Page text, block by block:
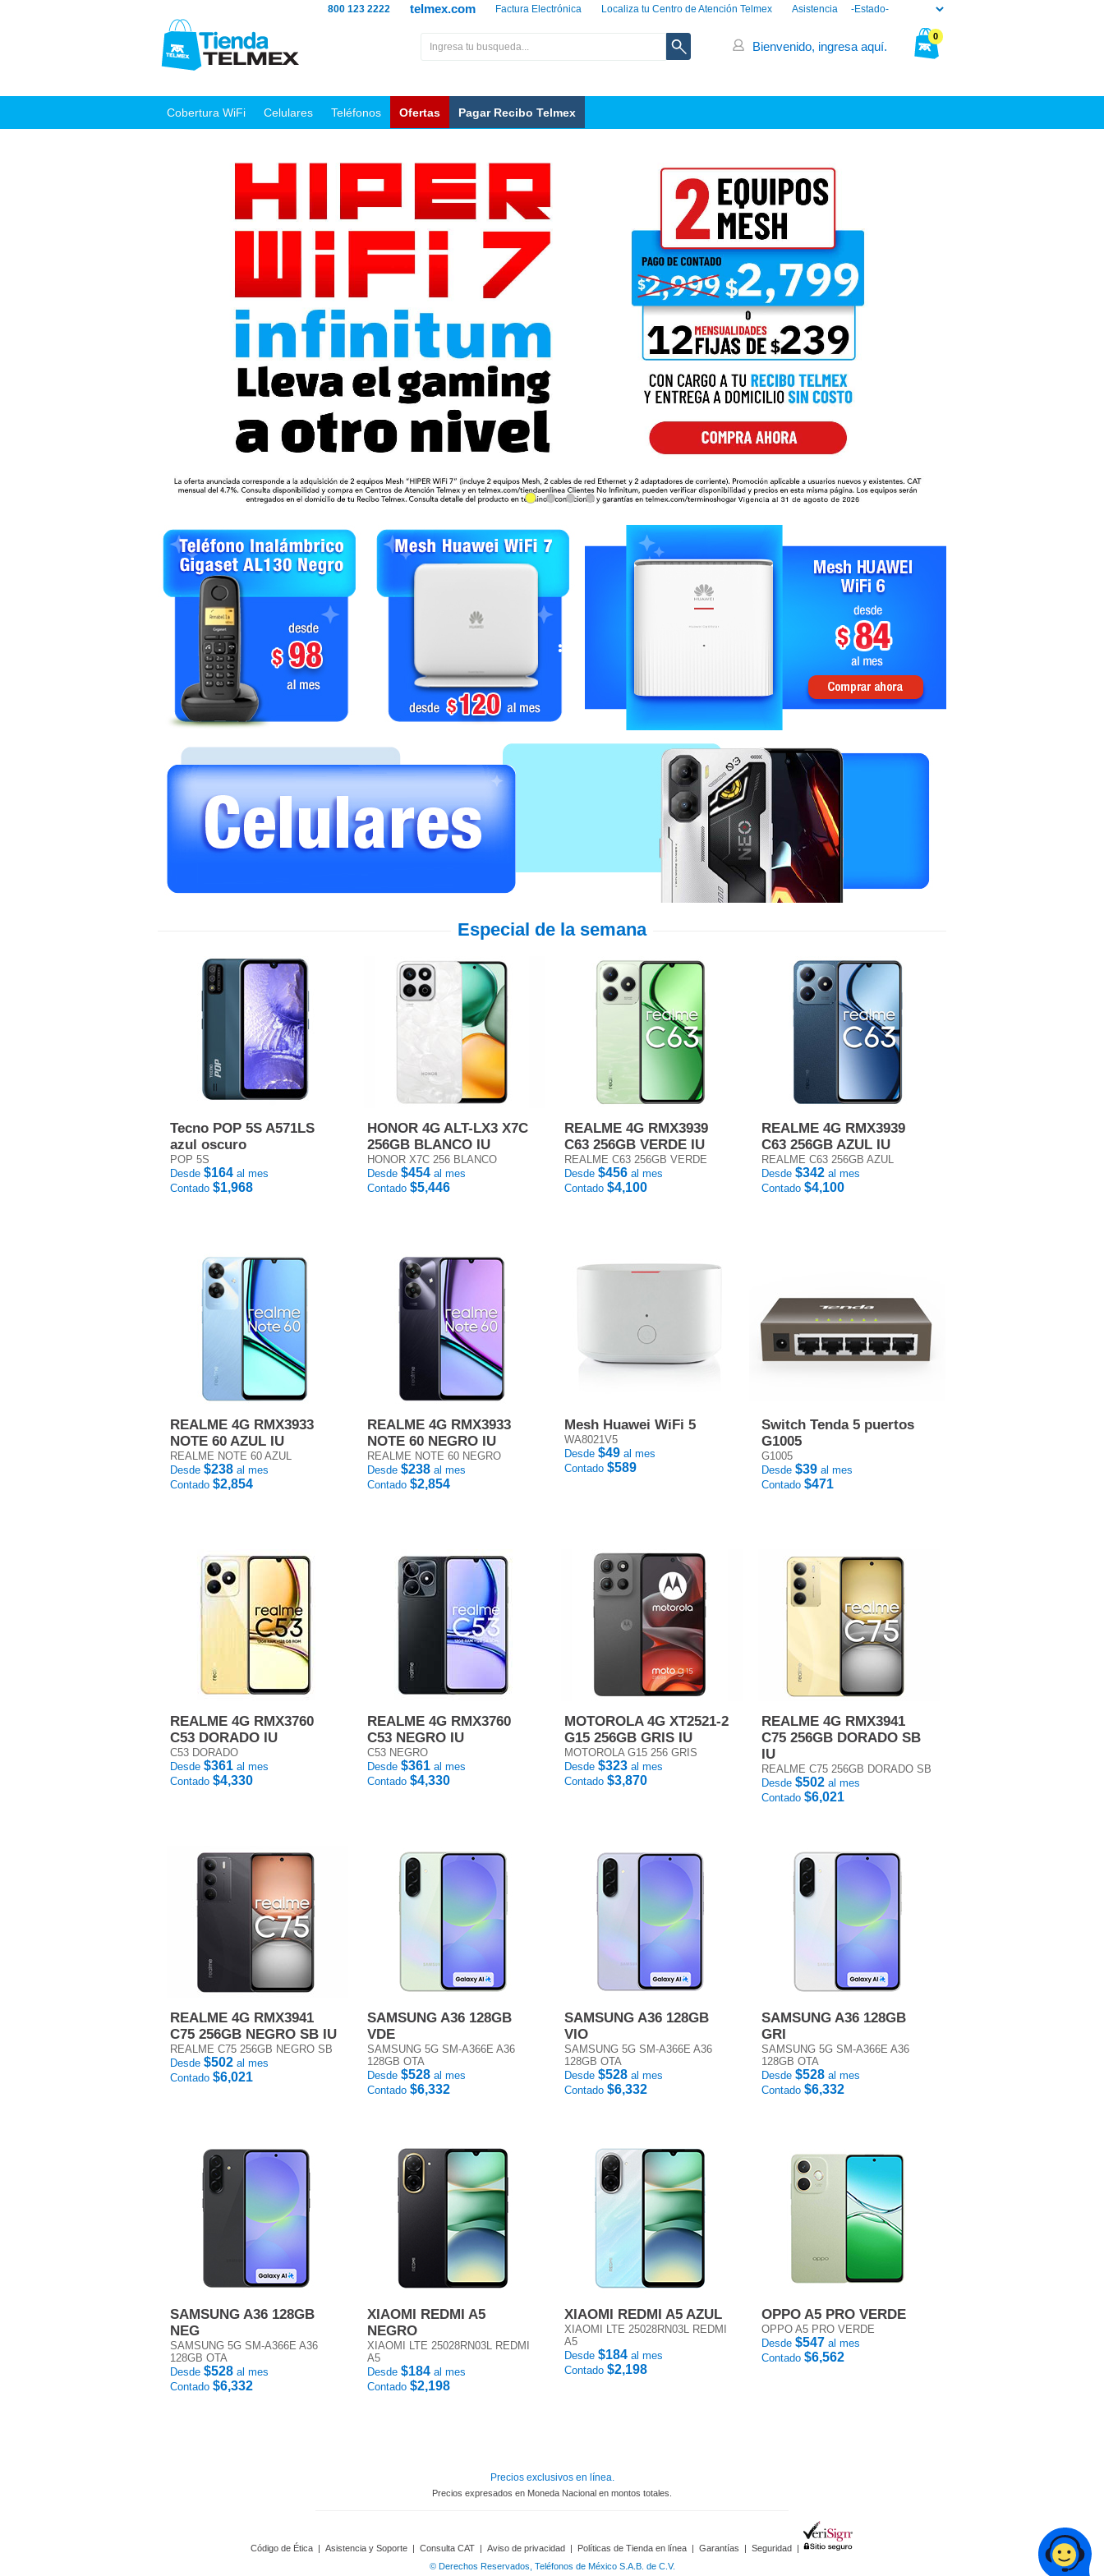
Asistencia
Localiza tu Centro de Atención Telmex
Factura Electrónica
telmex.com
800 123 2222
0
Bienvenido, ingresa aquí.
Cobertura WiFi Celulares Teléfonos Ofertas Pagar Recibo Telmex
Especial de la semana
Tecno POP 5S A571LS
azul oscuro
POP 5S
Desde $164 al mes
Contado $1,968
HONOR 4G ALT-LX3 X7C
256GB BLANCO IU
HONOR X7C 256 BLANCO
Desde $454 al mes
Contado $5,446
REALME 4G RMX3939
C63 256GB VERDE IU
REALME C63 256GB VERDE
Desde $456 al mes
Contado $4,100
REALME 4G RMX3939
C63 256GB AZUL IU
REALME C63 256GB AZUL
Desde $342 al mes
Contado $4,100
REALME 4G RMX3933
NOTE 60 AZUL IU
REALME NOTE 60 AZUL
Desde $238 al mes
Contado $2,854
REALME 4G RMX3933
NOTE 60 NEGRO IU
REALME NOTE 60 NEGRO
Desde $238 al mes
Contado $2,854
Mesh Huawei WiFi 5
WA8021V5
Desde $49 al mes
Contado $589
Switch Tenda 5 puertos
G1005
G1005
Desde $39 al mes
Contado $471
REALME 4G RMX3760
C53 DORADO IU
C53 DORADO
Desde $361 al mes
Contado $4,330
REALME 4G RMX3760
C53 NEGRO IU
C53 NEGRO
Desde $361 al mes
Contado $4,330
MOTOROLA 4G XT2521-2
G15 256GB GRIS IU
MOTOROLA G15 256 GRIS
Desde $323 al mes
Contado $3,870
REALME 4G RMX3941
C75 256GB DORADO SB
IU
REALME C75 256GB DORADO SB
Desde $502 al mes
Contado $6,021
REALME 4G RMX3941
C75 256GB NEGRO SB IU
REALME C75 256GB NEGRO SB
Desde $502 al mes
Contado $6,021
SAMSUNG A36 128GB
VDE
SAMSUNG 5G SM-A366E A36
128GB OTA
Desde $528 al mes
Contado $6,332
SAMSUNG A36 128GB
VIO
SAMSUNG 5G SM-A366E A36
128GB OTA
Desde $528 al mes
Contado $6,332
SAMSUNG A36 128GB
GRI
SAMSUNG 5G SM-A366E A36
128GB OTA
Desde $528 al mes
Contado $6,332
SAMSUNG A36 128GB
NEG
SAMSUNG 5G SM-A366E A36
128GB OTA
Desde $528 al mes
Contado $6,332
XIAOMI REDMI A5
NEGRO
XIAOMI LTE 25028RN03L REDMI
A5
Desde $184 al mes
Contado $2,198
XIAOMI REDMI A5 AZUL
XIAOMI LTE 25028RN03L REDMI
A5
Desde $184 al mes
Contado $2,198
OPPO A5 PRO VERDE
OPPO A5 PRO VERDE
Desde $547 al mes
Contado $6,562
Precios exclusivos en línea.
Precios expresados en Moneda Nacional en montos totales.
Código de Ética | Asistencia y Soporte | Consulta CAT | Aviso de privacidad | Políticas de Tienda en línea | Garantías | Seguridad |
© Derechos Reservados, Teléfonos de México S.A.B. de C.V.